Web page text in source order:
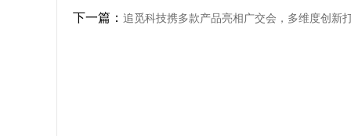
下一篇： 追觅科技携多款产品亮相广交会，多维度创新